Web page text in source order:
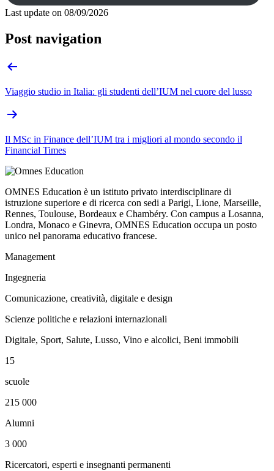
Last update on 08/09/2026
Post navigation
Viaggio studio in Italia: gli studenti dell’IUM nel cuore del lusso
Il MSc in Finance dell’IUM tra i migliori al mondo secondo il
Financial Times
OMNES Education è un istituto privato interdisciplinare di
istruzione superiore e di ricerca con sedi a Parigi, Lione, Marseille,
Rennes, Toulouse, Bordeaux e Chambéry. Con campus a Losanna,
Londra, Monaco e Ginevra, OMNES Education occupa un posto
unico nel panorama educativo francese.
Management
Ingegneria
Comunicazione, creatività, digitale e design
Scienze politiche e relazioni internazionali
Digitale, Sport, Salute, Lusso, Vino e alcolici, Beni immobili
15
scuole
215 000
Alumni
3 000
Ricercatori, esperti e insegnanti permanenti